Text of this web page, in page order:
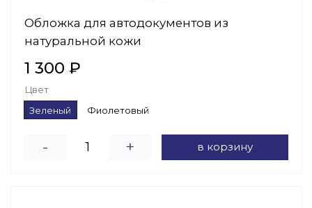
Обложка для автодокументов из
натуральной кожи
1 300 ₽
Цвет
Зеленый
Фиолетовый
- + в корзину